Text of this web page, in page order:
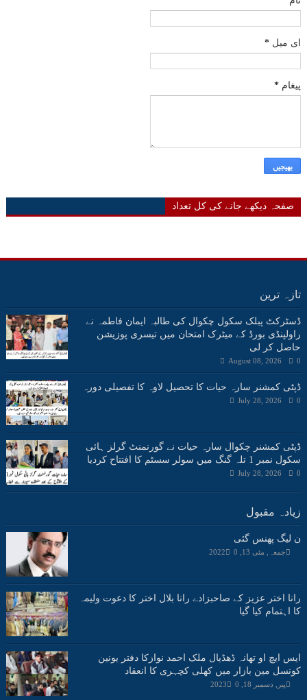
ای میل *
پیغام *
صفحہ دیکھے جانے کی کل تعداد
تازہ ترین
ڈسٹرکٹ پبلک سکول چکوال کی طالبہ ایمان فاطمہ نے
راولپنڈی بورڈ کے میٹرک امتحان میں تیسری پوزیشن
حاصل کر لی
August 08, 2026 0
ڈپٹی کمشنر سارہ حیات کا تحصیل لاوہ کا تفصیلی دورہ
July 28, 2026 0
ڈپٹی کمشنر چکوال سارہ حیات نے گورنمنٹ گرلز ہائی
سکول نمبر 1 تلہ گنگ میں سولر سسٹم کا افتتاح کردیا
July 28, 2026 0
زیادہ مقبول
ن لیگ پھنس گئی
جمعہ, مئی 13, 2022 0
رانا اختر عزیز کے صاحبزادے رانا بلال اختر کا دعوت ولیمہ
کا اہتمام کیا گیا
ایس ایچ او تھانہ ڈھڈیال ملک احمد نوازکا دفتر یونین
کونسل مین بازار میں کھلی کچہری کا انعقاد
پیر, دسمبر 18, 2023 0